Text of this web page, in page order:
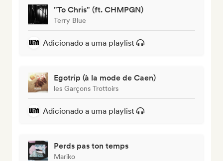
"To Chris" (ft. CHMPGN)
Terry Blue
Adicionado a uma playlist
Egotrip (à la mode de Caen)
les Garçons Trottoirs
Adicionado a uma playlist
Perds pas ton temps
Mariko